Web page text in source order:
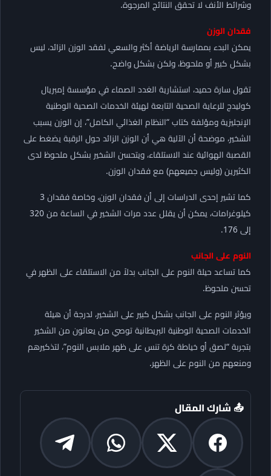
وشرائط الأنف لا تحقق النتائج المرجوة.
فقدان الوزن
يمكن البدء بممارسة الرياضة أكثر والسعي لفقد الوزن الزائد، ليس
بشكل كبير أو ملحوظ، ولكن بشكل واضح.
تقول سارة حميد، استشارية الغدد الصماء في مؤسسة إمبريال
كوليدج للرعاية الصحية التابعة لهيئة الخدمات الصحية الوطنية
الإنجليزية ومؤلفة كتاب “النظام الغذائي الكامل”، إن الوزن يسبب
الشخير، موضحة أن الآلية هي أن الوزن الزائد حول الرقبة يضغط على
القصبة الهوائية عند الاستلقاء، ويتحسن الشخير بشكل ملحوظ لدى
الكثيرين (وليس جميعهم) مع فقدان الوزن.
كما تشير إحدى الدراسات إلى أن فقدان الوزن، وخاصة فقدان 3
كيلوغرامات، يمكن أن يقلل عدد مرات الشخير في الساعة من 320
إلى 176.
النوم على الجانب
كما تساعد حيلة النوم على الجانب بدلاً من الاستلقاء على الظهر في
تحسن ملحوظ.
ويؤثر النوم على الجانب بشكل كبير على الشخير، لدرجة أن هيئة
الخدمات الصحية الوطنية البريطانية توصي من يعانون من الشخير
بتجربة “لصق أو خياطة كرة تنس على ظهر ملابس النوم”، لتذكيرهم
ومنعهم من النوم على الظهر.
📤 شارك المقال